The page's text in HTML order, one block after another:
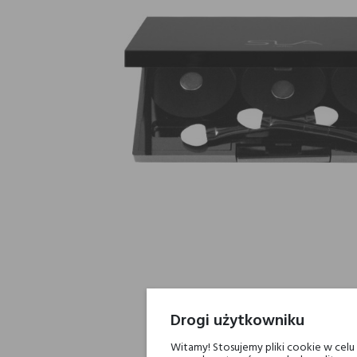
Drogi użytkowniku
Witamy! Stosujemy pliki cookie w